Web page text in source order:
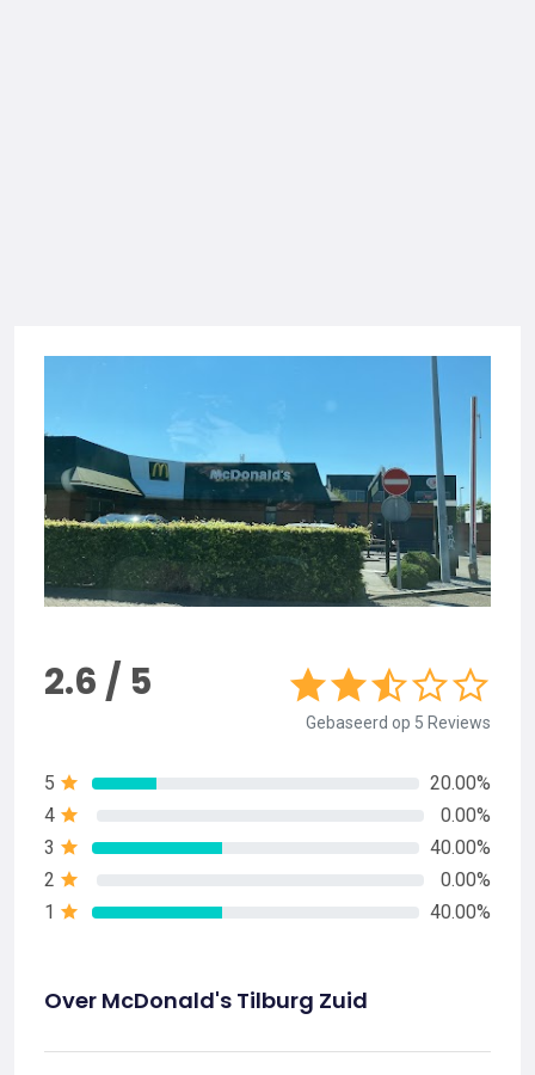
2.6 / 5
Gebaseerd op 5 Reviews
5
20.00%
4
0.00%
3
40.00%
2
0.00%
1
40.00%
Over McDonald's Tilburg Zuid